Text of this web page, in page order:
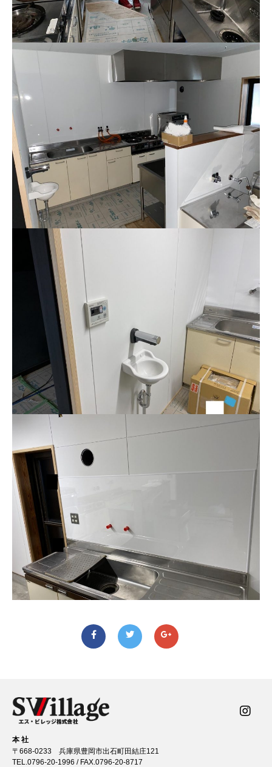
本 社
〒668-0233 兵庫県豊岡市出石町田結庄121
TEL.0796-20-1996 / FAX.0796-20-8717